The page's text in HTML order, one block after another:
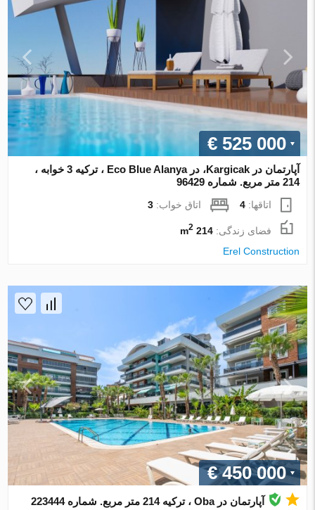
€ 525 000
آپارتمان در Kargicak، در Eco Blue Alanya ، ترکیه 3 خوابه ،
214 متر مربع. شماره 96429
اتاقها:4 اتاق خواب:3
فضای زندگی:214 m
2
Erel Construction
€ 450 000
آپارتمان در Oba ، ترکیه 214 متر مربع. شماره 223444